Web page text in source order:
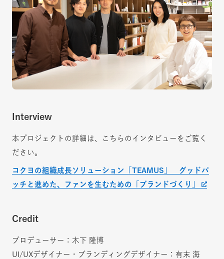
Interview
本プロジェクトの詳細は、こちらのインタビューをご覧く
ださい。
コクヨの組織成長ソリューション「TEAMUS」 グッドパ
ッチと進めた、ファンを生むための「ブランドづくり」
Credit
プロデューサー：木下 隆博
UI/UXデザイナー・ブランディングデザイナー：有末 海